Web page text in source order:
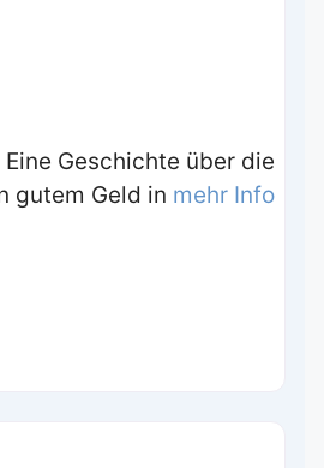
Geschichte über die
gutem Geld in mehr Info